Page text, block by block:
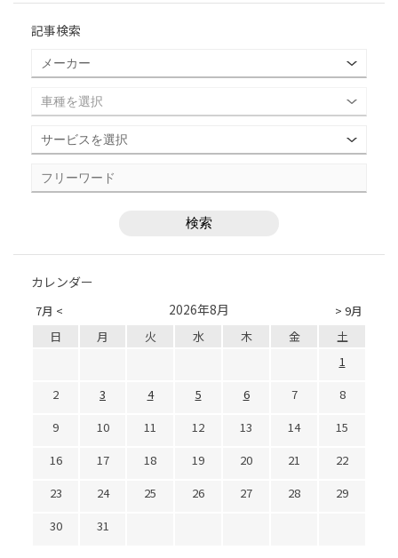
記事検索
カレンダー
7月 < > 9月
2026年8月
日 月 火 水 木 金
土
1
2
3 4 5 6 7
8
9
10 11 12 13 14
15
16
17 18 19 20 21
22
23
24 25 26 27 28
29
30
31